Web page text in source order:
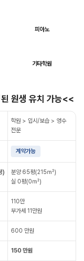
피아노
기타학원
원생 유치 가능<<
학원 > 입시/보습 > 영수
전문
계약가능
)
분양 65평(215㎡)
실 0평(0㎡)
110만
부가세 11만원
600 만원
150 만원